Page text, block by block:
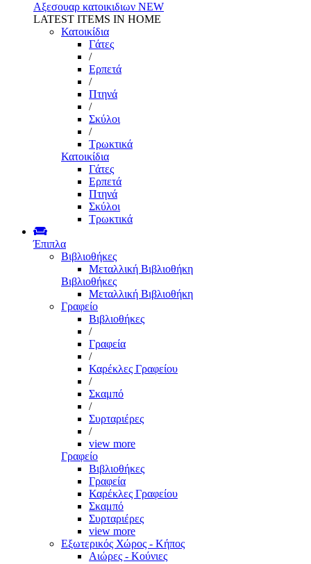
Αξεσουαρ κατοικιδιων NEW
LATEST ITEMS IN HOME
Κατοικίδια
Γάτες
/
Ερπετά
/
Πτηνά
/
Σκύλοι
/
Τρωκτικά
Κατοικίδια
Γάτες
Ερπετά
Πτηνά
Σκύλοι
Τρωκτικά
Έπιπλα
Βιβλιοθήκες
Μεταλλική Βιβλιοθήκη
Βιβλιοθήκες
Μεταλλική Βιβλιοθήκη
Γραφείο
Βιβλιοθήκες
/
Γραφεία
/
Καρέκλες Γραφείου
/
Σκαμπό
/
Συρταριέρες
/
view more
Γραφείο
Βιβλιοθήκες
Γραφεία
Καρέκλες Γραφείου
Σκαμπό
Συρταριέρες
view more
Εξωτερικός Χώρος - Κήπος
Αιώρες - Κούνιες